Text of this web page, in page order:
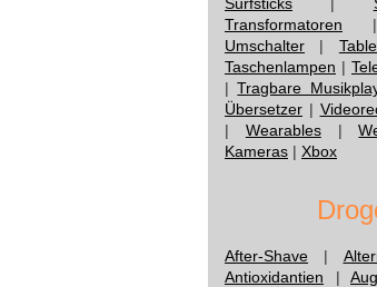
Transformatoren
Umschalter |
Taschenlampen |
|Tragbare
Übersetzer |
| Wearables|
Kameras | Xbox
After-Shave |
Antioxidantien |